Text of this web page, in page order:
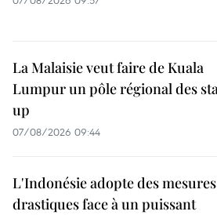
La Malaisie veut faire de Kuala
Lumpur un pôle régional des
up
07/08/2026 09:44
L'Indonésie adopte des mesures
drastiques face à un puissant